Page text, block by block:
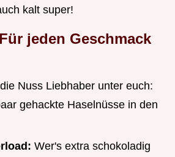
kalt super!
jeden Geschmack
Nuss Liebhaber unter euch:
gehackte Haselnüsse in den
Wer's extra schokoladig